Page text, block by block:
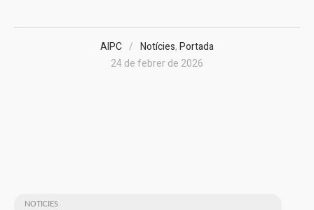
AIPC Notícies,Portada
24 de febrer de 2026
NOTICIES